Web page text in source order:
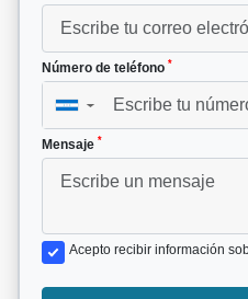
Número de teléfono *
▼
Mensaje *
Acepto recibir información